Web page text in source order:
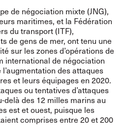
de négociation mixte (JNG),
maritimes, et la Fédération
du transport (ITF),
de gens de mer, ont tenu une
sur les zones d’opérations de
international de négociation
des attaques
et leurs équipages en 2020.
ou tentatives d’attaques
delà des 12 milles marins au
est et ouest, puisque les
comprises entre 20 et 200